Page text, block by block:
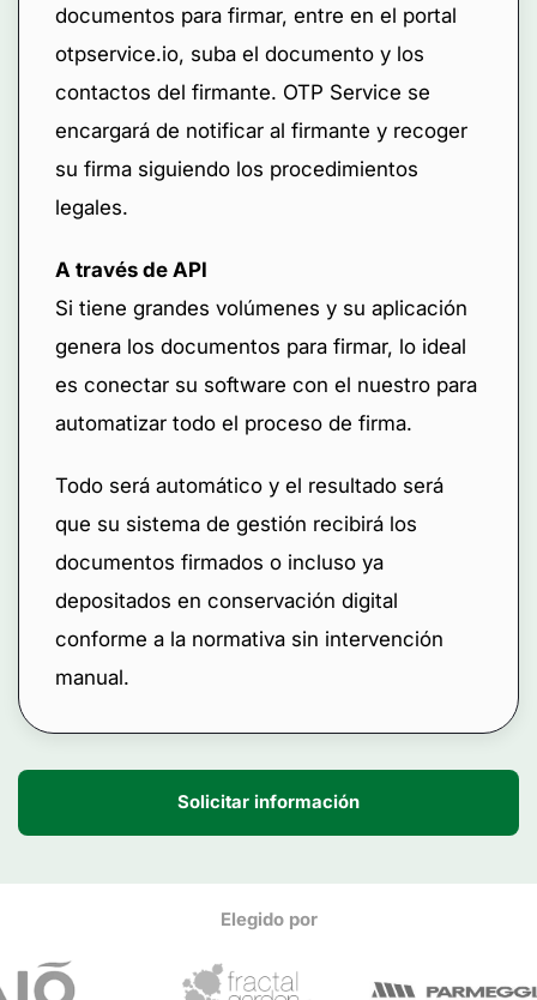
documentos para firmar, entre en el portal
otpservice.io, suba el documento y los
contactos del firmante. OTP Service se
encargará de notificar al firmante y recoger
su firma siguiendo los procedimientos
legales.
A través de API
Si tiene grandes volúmenes y su aplicación
genera los documentos para firmar, lo ideal
es conectar su software con el nuestro para
automatizar todo el proceso de firma.
Todo será automático y el resultado será
que su sistema de gestión recibirá los
documentos firmados o incluso ya
depositados en conservación digital
conforme a la normativa sin intervención
manual.
Solicitar información
Elegido por